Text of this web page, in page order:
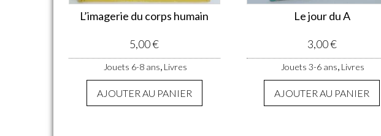
L’imagerie du corps humain
5,00€
Jouets 6-8 ans, Livres
AJOUTER AU PANIER
Le jour du A
3,00€
Jouets 3-6 ans, Livres
AJOUTER AU PANIER